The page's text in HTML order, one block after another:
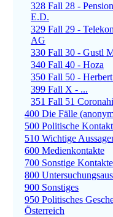
328 Fall 28 -
E.D.
329 Fall 29 -
AG
330 Fall 30 - Gustl
340 Fall 40 - Hoza
350 Fall 50 -
399 Fall X - ...
351 Fall 51
400 Die Fälle
500 Politische
510 Wichtige
600 Medienkontakte
700 Sonstige Kontakte
800
900 Sonstiges
950 Politisches
Österreich